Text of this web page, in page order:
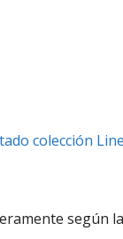
colección
según